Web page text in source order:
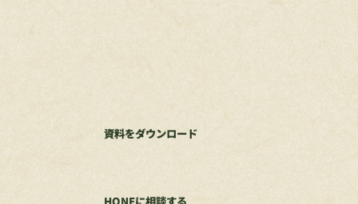
資料をダウンロード
HONEに相談する